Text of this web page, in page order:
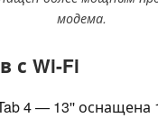
модема.
с Wi-Fi
4 — 13''